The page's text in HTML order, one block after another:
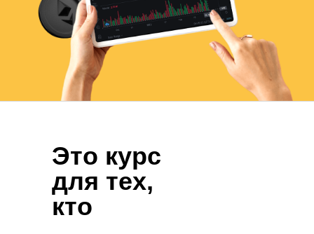
Это курс
для тех,
кто